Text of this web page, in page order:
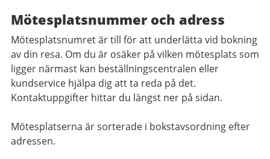
Mötesplatsnummer och adress
Mötesplatsnumret är till för att underlätta vid bokning
av din resa. Om du är osäker på vilken mötesplats som
ligger närmast kan beställningscentralen eller
kundservice hjälpa dig att ta reda på det.
Kontaktuppgifter hittar du längst ner på sidan.
Mötesplatserna är sorterade i bokstavsordning efter
adressen.